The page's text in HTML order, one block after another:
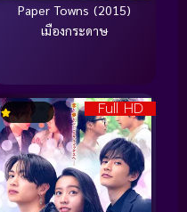
Paper Towns (2015)
เมืองกระดาษ
Full HD